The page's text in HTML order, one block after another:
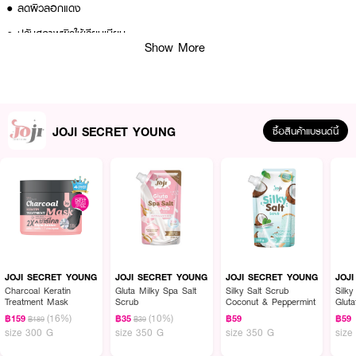
● ลดผิวลอกแดง
● ปรับสภาพผิวให้เรียบเนียน
สครับผิวหน้าด้วย JOJI SECRET YOUNG AVOCADO SPA FACIAL SCRUB
Show More
JOJI SECRET YOUNG ซื้อสินค้าแบรนด์นี้
JOJI SECRET YOUNG
Charcoal Keratin
Treatment Mask
฿159 ฿189 (16%)
size 300 G
JOJI SECRET YOUNG
Gluta Milky Spa Salt
Scrub
฿35 ฿39 (10%)
size 350 G
JOJI SECRET YOUNG
Silky Salt Scrub
Coconut & Peppermint
฿59
size 350 G
JOJI
฿59
size